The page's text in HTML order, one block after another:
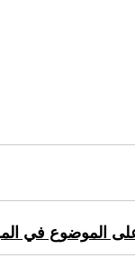
على الموضوع في